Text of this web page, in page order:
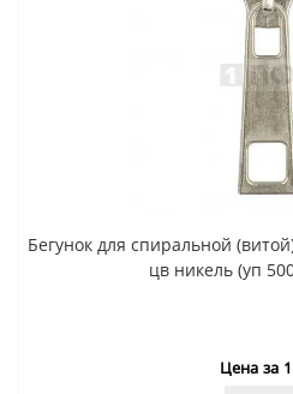
Бегунок для спиральной
цв никель (уп
Цена за